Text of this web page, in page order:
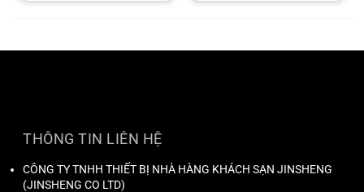
THÔNG TIN LIÊN HỆ
CÔNG TY TNHH THIẾT BỊ NHÀ HÀNG KHÁCH SẠN JINSHENG
(JINSHENG CO LTD)